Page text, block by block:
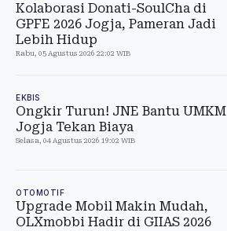
Kolaborasi Donati-SoulCha di
GPFE 2026 Jogja, Pameran Jadi
Lebih Hidup
Rabu, 05 Agustus 2026 22:02 WIB
EKBIS
Ongkir Turun! JNE Bantu UMKM
Jogja Tekan Biaya
Selasa, 04 Agustus 2026 19:02 WIB
OTOMOTIF
Upgrade Mobil Makin Mudah,
OLXmobbi Hadir di GIIAS 2026